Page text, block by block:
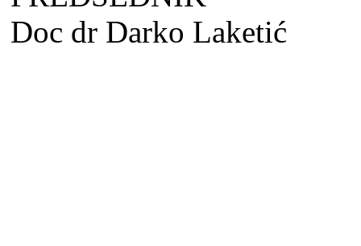
Doc dr Darko Laketić